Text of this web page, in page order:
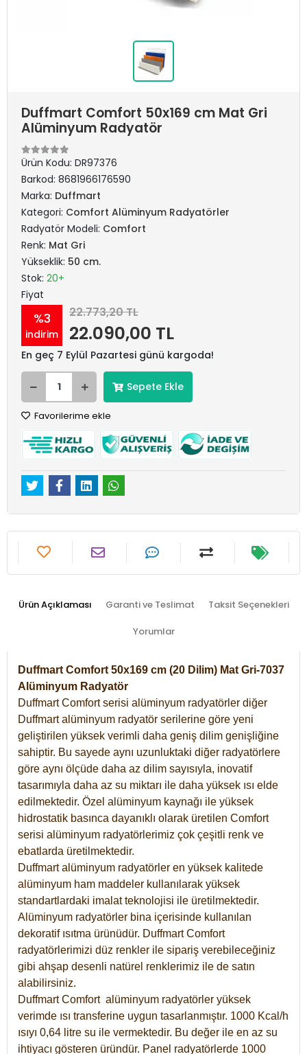
Duffmart Comfort 50x169 cm Mat Gri
Alüminyum Radyatör
Ürün Kodu: DR97376
Barkod: 8681966176590
Marka: Duffmart
Kategori: Comfort Alüminyum Radyatörler
Radyatör Modeli: Comfort
Renk: Mat Gri
Yükseklik: 50 cm.
Stok: 20+
Fiyat
%3
indirim
22.773,20 TL
22.090,00 TL
En geç 7 Eylül Pazartesi günü kargoda!
Sepete Ekle
Favorilerime ekle
Ürün Açıklaması Garanti ve Teslimat Taksit Seçenekleri
Yorumlar
Duffmart Comfort 50x169 cm (20 Dilim) Mat Gri-7037
Alüminyum Radyatör
Duffmart Comfort serisi alüminyum radyatörler diğer
Duffmart alüminyum radyatör serilerine göre yeni
geliştirilen yüksek verimli daha geniş dilim genişliğine
sahiptir. Bu sayede aynı uzunluktaki diğer radyatörlere
göre aynı ölçüde daha az dilim sayısıyla, inovatif
tasarımıyla daha az su miktarı ile daha yüksek ısı elde
edilmektedir. Özel alüminyum kaynağı ile yüksek
hidrostatik basınca dayanıklı olarak üretilen Comfort
serisi alüminyum radyatörlerimiz çok çeşitli renk ve
ebatlarda üretilmektedir.
Duffmart alüminyum radyatörler en yüksek kalitede
alüminyum ham maddeler kullanılarak yüksek
standartlardaki imalat teknolojisi ile üretilmektedir.
Alüminyum radyatörler bina içerisinde kullanılan
dekoratif ısıtma ürünüdür. Duffmart Comfort
radyatörlerimizi düz renkler ile sipariş verebileceğiniz
gibi ahşap desenli natürel renklerimiz ile de satın
alabilirsiniz.
Duffmart Comfort alüminyum radyatörler yüksek
verimde ısı transferine uygun tasarlanmıştır. 1000 Kcal/h
ısıyı 0,64 litre su ile vermektedir. Bu değer ile en az su
ihtiyacı gösteren üründür. Panel radyatörlerde 1000